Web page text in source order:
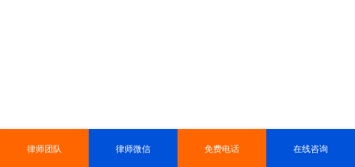
律师团队 律师微信 免费电话 在线咨询